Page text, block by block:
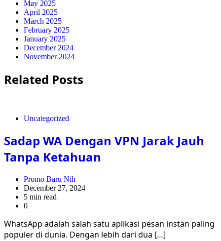
May 2025
April 2025
March 2025
February 2025
January 2025
December 2024
November 2024
Related Posts
Uncategorized
Sadap WA Dengan VPN Jarak Jauh
Tanpa Ketahuan
Promo Baru Nih
December 27, 2024
5 min read
0
WhatsApp adalah salah satu aplikasi pesan instan paling
populer di dunia. Dengan lebih dari dua […]